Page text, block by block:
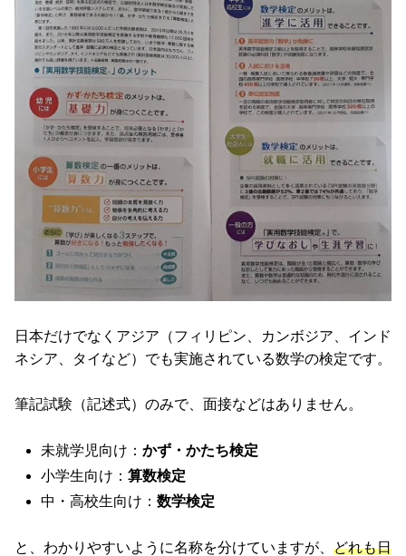
日本だけでなくアジア（フィリピン、カンボジア、インド
ネシア、タイなど）でも実施されている数学の検定です。
筆記試験（記述式）のみで、面接などはありません。
未就学児向け：かず・かたち検定
小学生向け：算数検定
中・高校生向け：数学検定
と、わかりやすいように名称を分けていますが、 どれも日